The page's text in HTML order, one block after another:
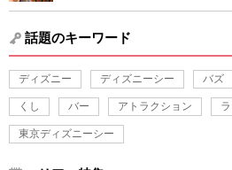
話題のキーワード
ディズニー ディズニーシー バズ
くし バー アトラクション
東京ディズニーシー